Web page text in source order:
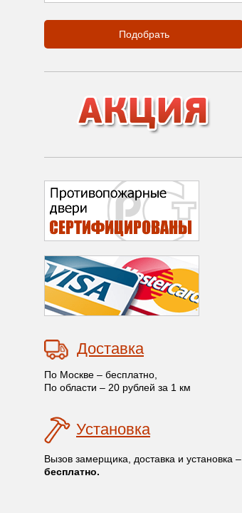
Подобрать
Доставка
По Москве – бесплатно,
По области – 20 рублей за 1 км
Установка
Вызов замерщика, доставка и установка –
бесплатно.